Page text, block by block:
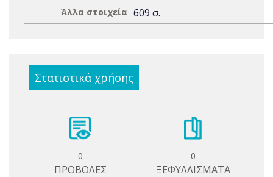
Άλλα στοιχεία 609 σ.
Στατιστικά χρήσης
0
ΠΡΟΒΟΛΕΣ
0
ΞΕΦΥΛΛΙΣΜΑΤΑ